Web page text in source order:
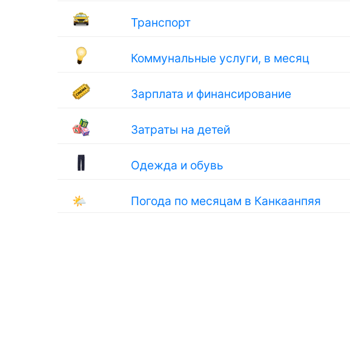
Транспорт
Коммунальные услуги, в месяц
Зарплата и финансирование
Затраты на детей
Одежда и обувь
🌤 Погода по месяцам в Канкаанпяя